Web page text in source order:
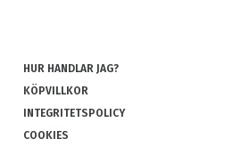
HUR HANDLAR JAG?
KÖPVILLKOR
INTEGRITETSPOLICY
COOKIES